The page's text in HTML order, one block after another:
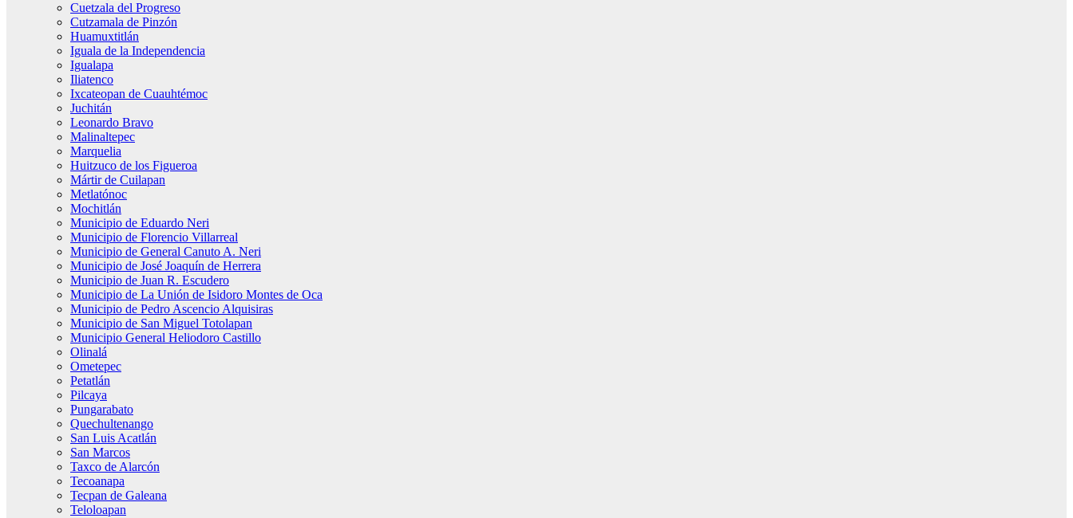
Cuetzala del Progreso
Cutzamala de Pinzón
Huamuxtitlán
Iguala de la Independencia
Igualapa
Iliatenco
Ixcateopan de Cuauhtémoc
Juchitán
Leonardo Bravo
Malinaltepec
Marquelia
Huitzuco de los Figueroa
Mártir de Cuilapan
Metlatónoc
Mochitlán
Municipio de Eduardo Neri
Municipio de Florencio Villarreal
Municipio de General Canuto A. Neri
Municipio de José Joaquín de Herrera
Municipio de Juan R. Escudero
Municipio de La Unión de Isidoro Montes de Oca
Municipio de Pedro Ascencio Alquisiras
Municipio de San Miguel Totolapan
Municipio General Heliodoro Castillo
Olinalá
Ometepec
Petatlán
Pilcaya
Pungarabato
Quechultenango
San Luis Acatlán
San Marcos
Taxco de Alarcón
Tecoanapa
Tecpan de Galeana
Teloloapan